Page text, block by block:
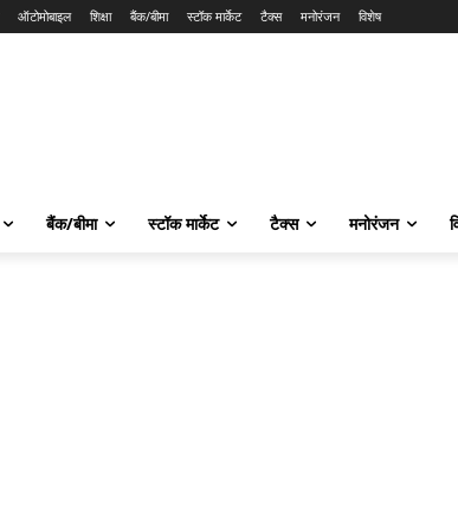
ऑटोमोबाइल शिक्षा बैंक/बीमा स्टॉक मार्केट टैक्स मनोरंजन विशेष
बैंक/बीमा स्टॉक मार्केट टैक्स मनोरंजन